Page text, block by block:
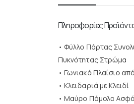
Πληροφορίες
• Φύλλο Πόρτας
Πυκνότητας Στρώμα
• Γωνιακό Πλαίσιο
• Κλειδαριά με Κλειδί
• Μαύρο Πόμολο